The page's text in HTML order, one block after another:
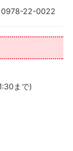
0978-22-0022
まで)